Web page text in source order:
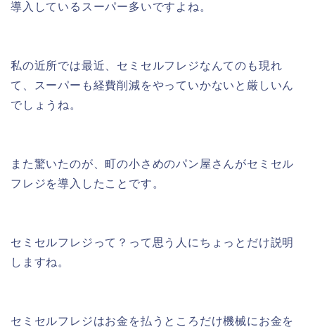
導入しているスーパー多いですよね。
私の近所では最近、セミセルフレジなんてのも現れ
て、スーパーも経費削減をやっていかないと厳しいん
でしょうね。
また驚いたのが、町の小さめのパン屋さんがセミセル
フレジを導入したことです。
セミセルフレジって？って思う人にちょっとだけ説明
しますね。
セミセルフレジはお金を払うところだけ機械にお金を